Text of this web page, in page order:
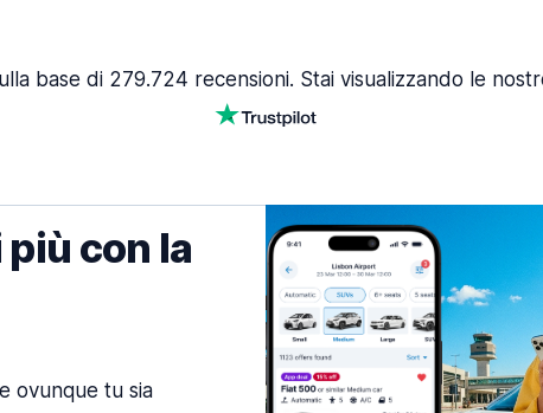
base di 279.724 recensioni. Stai visualizzando le
con la
ovunque tu sia